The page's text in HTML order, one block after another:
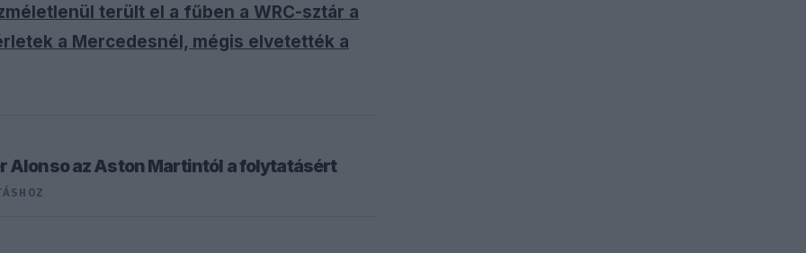
terült el a fűben a WRC-sztár a
a Mercedesnél, mégis elvetették a
Alonso az Aston Martintól a folytatásért